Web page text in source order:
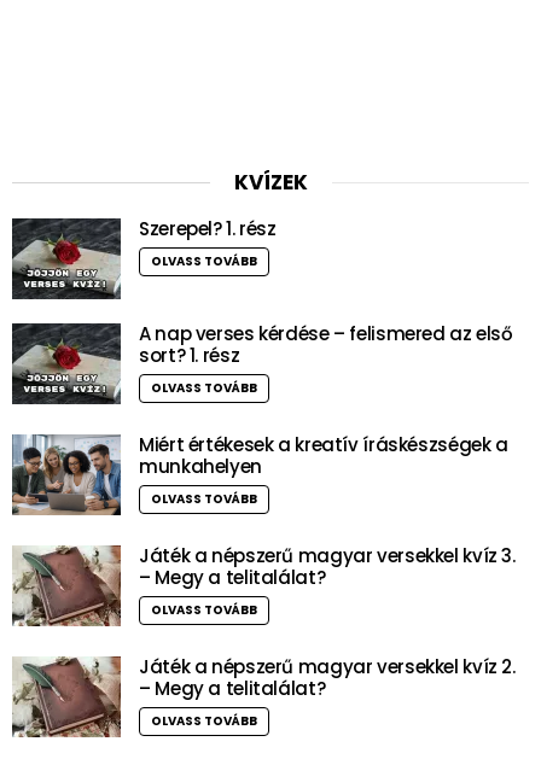
KVÍZEK
Szerepel? 1. rész
OLVASS TOVÁBB
A nap verses kérdése – felismered az első
sort? 1. rész
OLVASS TOVÁBB
Miért értékesek a kreatív íráskészségek a
munkahelyen
OLVASS TOVÁBB
Játék a népszerű magyar versekkel kvíz 3.
– Megy a telitalálat?
OLVASS TOVÁBB
Játék a népszerű magyar versekkel kvíz 2.
– Megy a telitalálat?
OLVASS TOVÁBB